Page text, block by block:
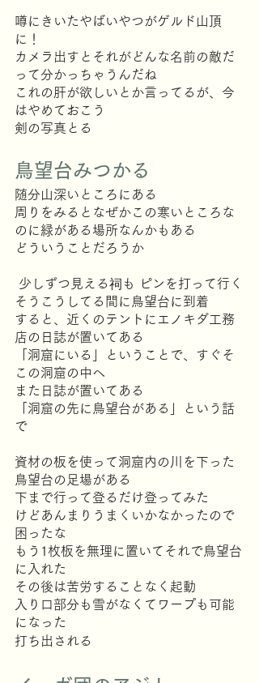
噂にきいたやばいやつがゲルド山頂
に！
カメラ出すとそれがどんな名前の敵だ
って分かっちゃうんだね
これの肝が欲しいとか言ってるが、今
はやめておこう
剣の写真とる
鳥望台みつかる
随分山深いところにある
周りをみるとなぜかこの寒いところな
のに緑がある場所なんかもある
どういうことだろうか
少しずつ見える祠も ピンを打って行く
そうこうしてる間に鳥望台に到着
すると、近くのテントにエノキダ工務
店の日誌が置いてある
「洞窟にいる」ということで、すぐそ
この洞窟の中へ
また日誌が置いてある
「洞窟の先に鳥望台がある」という話
で
資材の板を使って洞窟内の川を下った
鳥望台の足場がある
下まで行って登るだけ登ってみた
けどあんまりうまくいかなかったので
困ったな
もう1枚板を無理に置いてそれで鳥望台
に入れた
その後は苦労することなく起動
入り口部分も雪がなくてワープも可能
になった
打ち出される